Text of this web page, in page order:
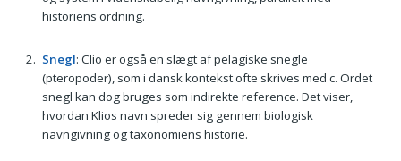
historiens ordning.
Snegl: Clio er også en slægt af pelagiske snegle
(pteropoder), som i dansk kontekst ofte skrives med c. Ordet
snegl kan dog bruges som indirekte reference. Det viser,
hvordan Klios navn spreder sig gennem biologisk
navngivning og taxonomiens historie.